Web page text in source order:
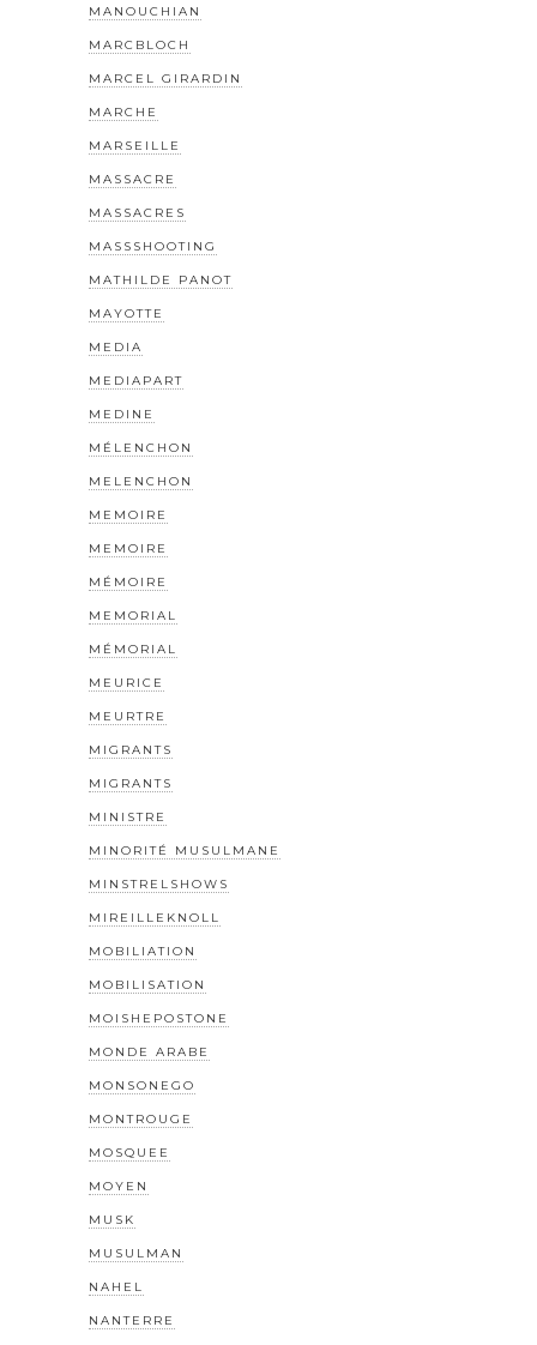
MANOUCHIAN
MARCBLOCH
MARCEL GIRARDIN
MARCHE
MARSEILLE
MASSACRE
MASSACRES
MASSSHOOTING
MATHILDE PANOT
MAYOTTE
MEDIA
MEDIAPART
MEDINE
MÉLENCHON
MELENCHON
MEMOIRE
MEMOIRE
MÉMOIRE
MEMORIAL
MÉMORIAL
MEURICE
MEURTRE
MIGRANTS
MIGRANTS
MINISTRE
MINORITÉ MUSULMANE
MINSTRELSHOWS
MIREILLEKNOLL
MOBILIATION
MOBILISATION
MOISHEPOSTONE
MONDE ARABE
MONSONEGO
MONTROUGE
MOSQUEE
MOYEN
MUSK
MUSULMAN
NAHEL
NANTERRE